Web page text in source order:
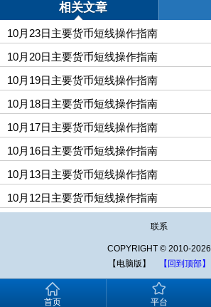
相关文章
10月23日主要货币短线操作指南
10月20日主要货币短线操作指南
10月19日主要货币短线操作指南
10月18日主要货币短线操作指南
10月17日主要货币短线操作指南
10月16日主要货币短线操作指南
10月13日主要货币短线操作指南
10月12日主要货币短线操作指南
联系
COPYRIGHT © 2010-2026
【电脑版】
【回到顶部】
首页 平台